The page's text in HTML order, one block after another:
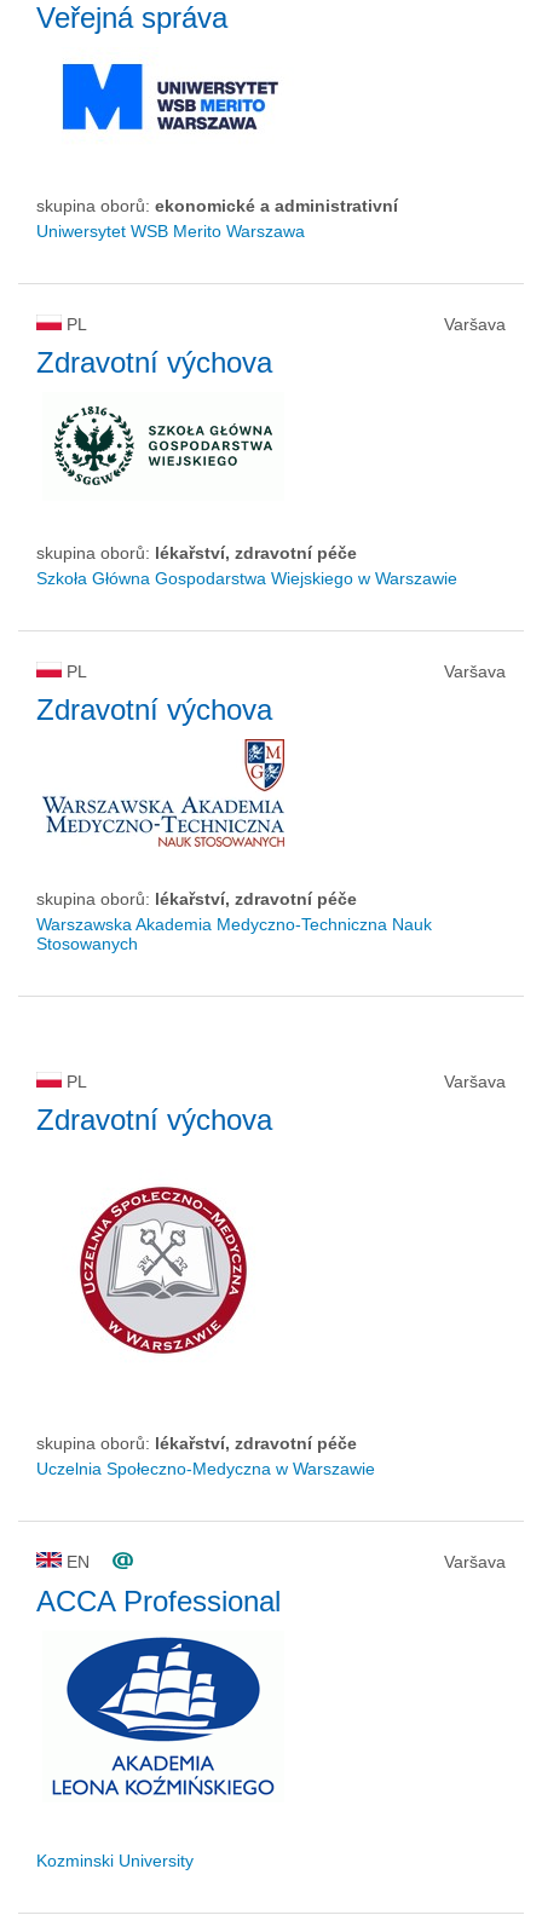
Veřejná správa
skupina oborů: ekonomické a administrativní
Uniwersytet WSB Merito Warszawa
PL Varšava
Zdravotní výchova
skupina oborů: lékařství, zdravotní péče
Szkoła Główna Gospodarstwa Wiejskiego w Warszawie
PL Varšava
Zdravotní výchova
skupina oborů: lékařství, zdravotní péče
Warszawska Akademia Medyczno-Techniczna Nauk
Stosowanych
PL Varšava
Zdravotní výchova
skupina oborů: lékařství, zdravotní péče
Uczelnia Społeczno-Medyczna w Warszawie
EN Varšava
ACCA Professional
Kozminski University